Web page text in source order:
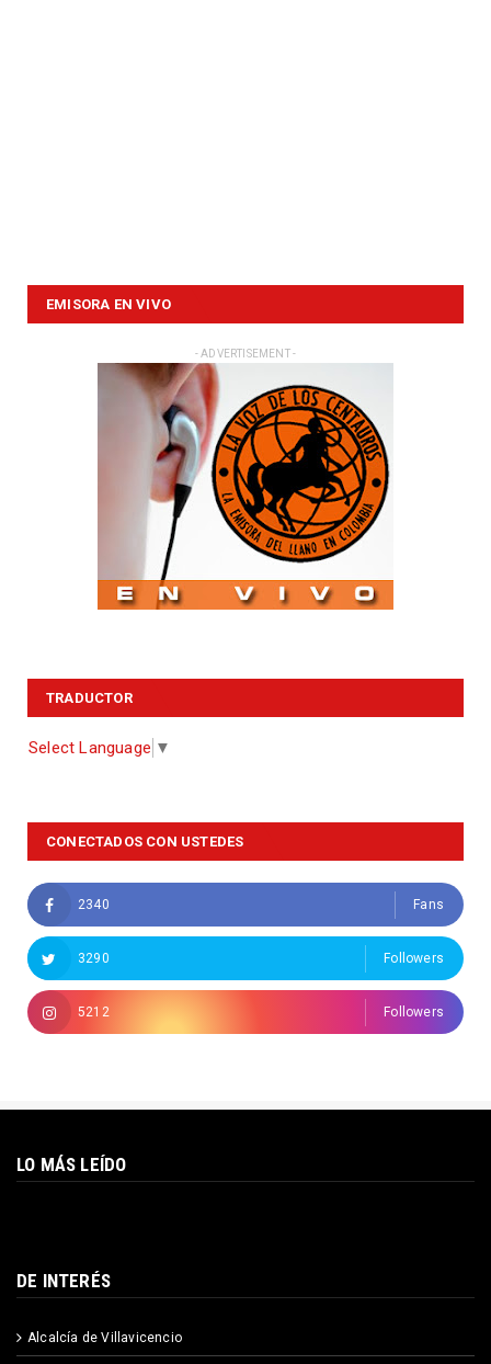
EMISORA EN VIVO
- ADVERTISEMENT -
TRADUCTOR
Select Language ▼
CONECTADOS CON USTEDES
2340 Fans
3290 Followers
5212 Followers
LO MÁS LEÍDO
DE INTERÉS
Alcalcía de Villavicencio